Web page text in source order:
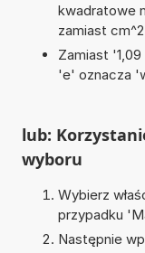
kwadratowe
zamiast
Zamiast
'e' oznacza
lub:
wyboru
Wybierz
przypadku '
Następnie